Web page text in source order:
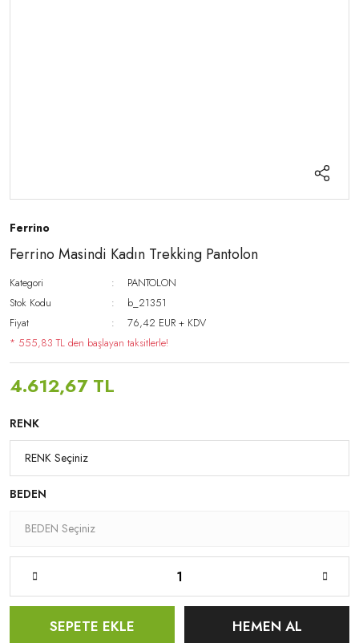
Ferrino
Ferrino Masindi Kadın Trekking Pantolon
Kategori
PANTOLON
Stok Kodu
b_21351
Fiyat
76,42 EUR + KDV
* 555,83 TL den başlayan taksitlerle!
4.612,67 TL
RENK
BEDEN
SEPETE EKLE HEMEN AL